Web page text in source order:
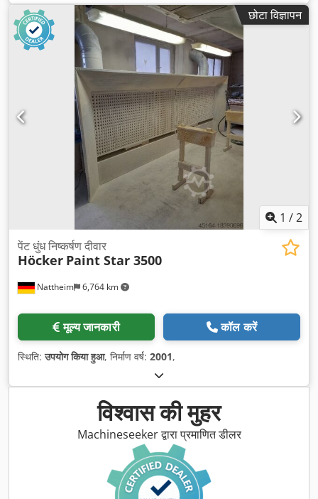
छोटा विज्ञापन
1 /2
Nattheim 6,764 km
पेंट धुंध निष्कर्षण दीवार
Höcker Paint Star 3500
मूल्य जानकारी कॉल करें
स्थिति:उपयोग किया हुआ, निर्माण वर्ष: 2001,
विश्वास की मुहर
Machineseeker द्वारा प्रमाणित डीलर